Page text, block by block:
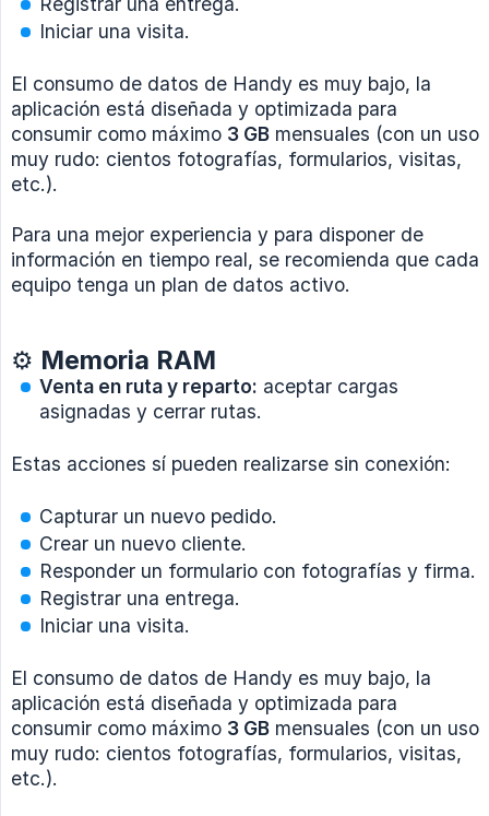
Iniciar una visita.
El consumo de datos de Handy es muy bajo, la
aplicación está diseñada y optimizada para
consumir como máximo 3 GB mensuales (con un uso
muy rudo: cientos fotografías, formularios, visitas,
etc.).
Para una mejor experiencia y para disponer de
información en tiempo real, se recomienda que cada
equipo tenga un plan de datos activo.
⚙️ Memoria RAM
Venta en ruta y reparto: aceptar cargas
asignadas y cerrar rutas.
Estas acciones sí pueden realizarse sin conexión:
Capturar un nuevo pedido.
Crear un nuevo cliente.
Responder un formulario con fotografías y firma.
Registrar una entrega.
Iniciar una visita.
El consumo de datos de Handy es muy bajo, la
aplicación está diseñada y optimizada para
consumir como máximo 3 GB mensuales (con un uso
muy rudo: cientos fotografías, formularios, visitas,
etc.).